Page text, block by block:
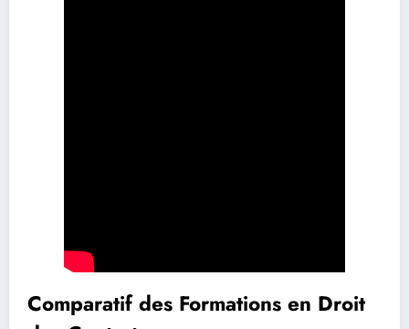
Comparatif des Formations en Droit